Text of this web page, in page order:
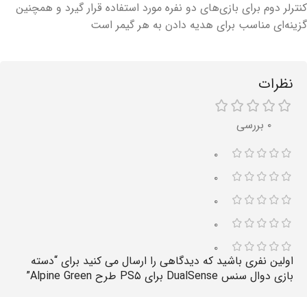
کنترلر دوم برای بازی‌های دو نفره مورد استفاده قرار گیرد و همچنین
گزینه‌ای مناسب برای هدیه دادن به هر گیمر است
نظرات
۰ بررسی
۰
۰
۰
۰
۰
اولین نفری باشید که دیدگاهی را ارسال می کنید برای “دسته
بازی دوال سنس DualSense برای PS۵ طرح Alpine Green”